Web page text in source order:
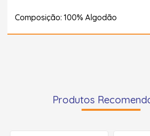
Composição: 100% Algodão
Produtos